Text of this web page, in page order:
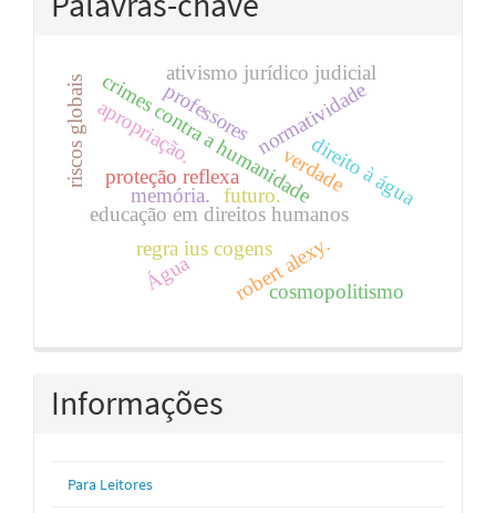
educação em direitos humanos
verdade
regra ius cogens
crimes contra a humanidade
robert alexy.
normatividade
proteção reflexa
memória. direito à água
professores
Água
apropriação.
ativismo jurídico judicial
riscos globais
cosmopolitismo
futuro.
Informações
Para Leitores